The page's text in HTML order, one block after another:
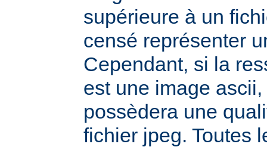
supérieure à un
censé représenter
Cependant, si la
est une image
possèdera une
fichier jpeg. Toutes